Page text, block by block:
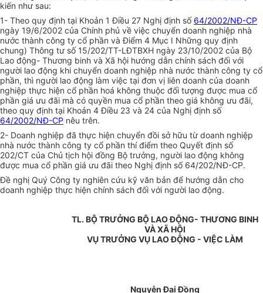
kiến như sau:
1- Theo quy định tại Khoản 1 Điều 27 Nghị định số 64/2002/NĐ-CP
ngày 19/6/2002 của Chính phủ về việc chuyển doanh nghiệp nhà
nước thành công ty cổ phần và Điểm 4 Mục I Những quy định
chung) Thông tư số 15/202/TT-LĐTBXH ngày 23/10/2002 của Bộ
Lao động- Thương binh và Xã hội hướng dẫn chính sách đối với
người lao động khi chuyển doanh nghiệp nhà nước thành công ty cổ
phần, thì người lao động làm việc tại đơn vị liên doanh của doanh
nghiệp thực hiện cổ phần hoá không thuộc đối tượng được mua cổ
phần giá ưu đãi mà có quyền mua cổ phần theo giá không ưu đãi,
theo quy định tại Khoản 4 Điều 23 và 24 của Nghị định số
64/2002/NĐ-CP nêu trên.
2- Doanh nghiệp đã thực hiện chuyển đồi sở hữu từ doanh nghiệp
nhà nước thành công ty cổ phần thí điểm theo Quyết định số
202/CT của Chủ tịch hội đồng Bộ trưởng, người lao động không
được mua cổ phần giá ưu đãi theo Nghị định số 64/202/NĐ-CP.
Đề nghị Quý Công ty nghiên cứu kỹ văn bản để hướng dẫn cho
doanh nghiệp thực hiện chính sách đối với người lao động.
TL. BỘ TRƯỞNG BỘ LAO ĐỘNG- THƯƠNG BINH
VÀ XÃ HỘI
VỤ TRƯỞNG VỤ LAO ĐỘNG - VIỆC LÀM
Nguyễn Đại Đồng